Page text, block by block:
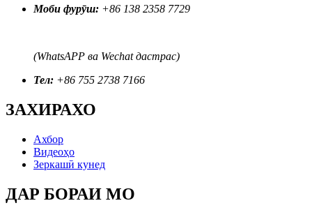
Моби фурӯш: +86 138 2358 7729
(WhatsAPP ва Wechat дастрас)
Тел: +86 755 2738 7166
ЗАХИРАХО
Ахбор
Видеоҳо
Зеркашӣ кунед
ДАР БОРАИ МО